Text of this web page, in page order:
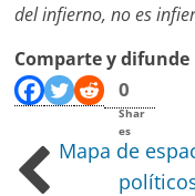
del infierno, no es
Comparte y difunde
0
Shar
es
Mapa de